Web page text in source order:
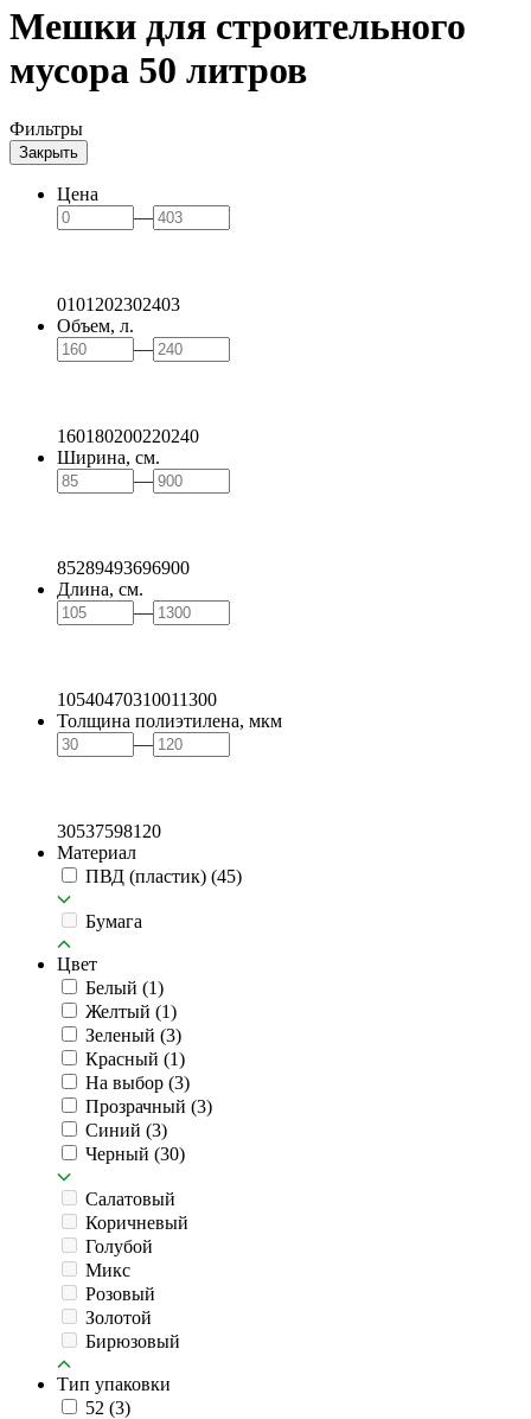
Мешки для строительного
мусора 50 литров
Фильтры
Закрыть
Цена
—
0101 202302403
Объем, л.
—
160180200220240
Ширина, см.
—
85289493696900
Длина, см.
—
10540470310011300
Толщина полиэтилена, мкм
—
30537598120
Материал
ПВД (пластик) (45)
Бумага
Цвет
Белый (1)
Желтый (1)
Зеленый (3)
Красный (1)
На выбор (3)
Прозрачный (3)
Синий (3)
Черный (30)
Салатовый
Коричневый
Голубой
Микс
Розовый
Золотой
Бирюзовый
Тип упаковки
52 (3)